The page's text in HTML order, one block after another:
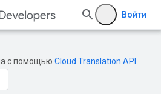
Войти
с помощью Cloud Translation API